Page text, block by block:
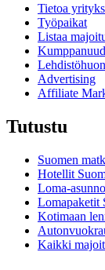
Tietoa
Työpaikat
Listaa
Advertising
Affiliate
Tutustu
Suomen
Hotellit
Loma-
Lomapaketit
Kotimaan
Kaikki